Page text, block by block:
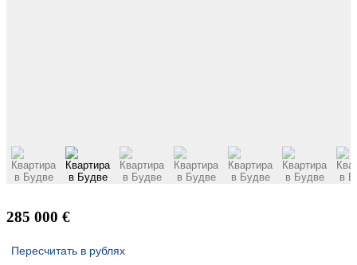
285 000 €
Пересчитать в рублях